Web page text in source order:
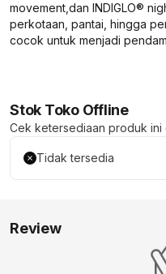
movement, dan INDIGLO®
perkotaan, pantai, hingga
cocok untuk menjadi
Stok Toko Offline
Cek ketersediaan produk ini
Tidak tersedia
Review